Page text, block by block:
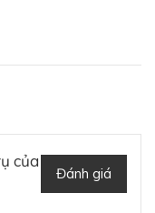
của
Đánh giá